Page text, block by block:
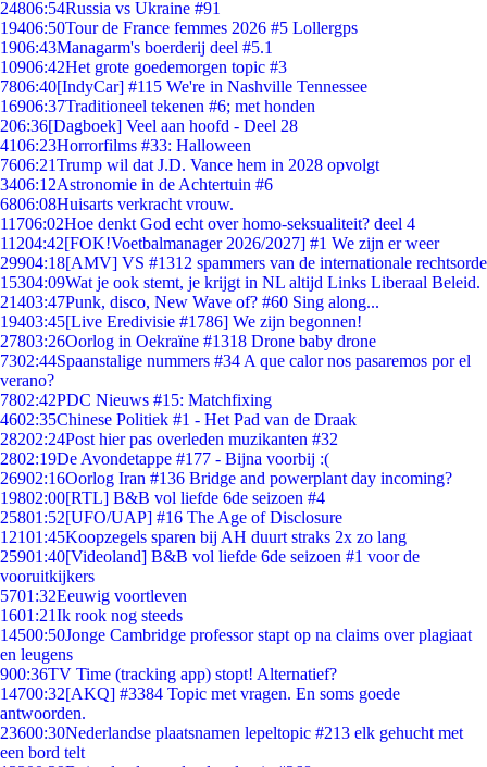
24806:54Russia vs Ukraine #91
19406:50Tour de France femmes 2026 #5 Lollergps
1906:43Managarm's boerderij deel #5.1
10906:42Het grote goedemorgen topic #3
7806:40[IndyCar] #115 We're in Nashville Tennessee
16906:37Traditioneel tekenen #6; met honden
206:36[Dagboek] Veel aan hoofd - Deel 28
4106:23Horrorfilms #33: Halloween
7606:21Trump wil dat J.D. Vance hem in 2028 opvolgt
3406:12Astronomie in de Achtertuin #6
6806:08Huisarts verkracht vrouw.
11706:02Hoe denkt God echt over homo-seksualiteit? deel 4
11204:42[FOK!Voetbalmanager 2026/2027] #1 We zijn er weer
29904:18[AMV] VS #1312 spammers van de internationale rechtsorde
15304:09Wat je ook stemt, je krijgt in NL altijd Links Liberaal Beleid.
21403:47Punk, disco, New Wave of? #60 Sing along...
19403:45[Live Eredivisie #1786] We zijn begonnen!
27803:26Oorlog in Oekraïne #1318 Drone baby drone
7302:44Spaanstalige nummers #34 A que calor nos pasaremos por el
verano?
7802:42PDC Nieuws #15: Matchfixing
4602:35Chinese Politiek #1 - Het Pad van de Draak
28202:24Post hier pas overleden muzikanten #32
2802:19De Avondetappe #177 - Bijna voorbij :(
26902:16Oorlog Iran #136 Bridge and powerplant day incoming?
19802:00[RTL] B&B vol liefde 6de seizoen #4
25801:52[UFO/UAP] #16 The Age of Disclosure
12101:45Koopzegels sparen bij AH duurt straks 2x zo lang
25901:40[Videoland] B&B vol liefde 6de seizoen #1 voor de
vooruitkijkers
5701:32Eeuwig voortleven
1601:21Ik rook nog steeds
14500:50Jonge Cambridge professor stapt op na claims over plagiaat
en leugens
900:36TV Time (tracking app) stopt! Alternatief?
14700:32[AKQ] #3384 Topic met vragen. En soms goede
antwoorden.
23600:30Nederlandse plaatsnamen lepeltopic #213 elk gehucht met
een bord telt